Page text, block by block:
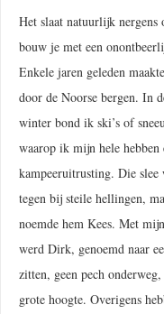
Het slaat natuurlijk nergens
bouw je met een
Enkele jaren geleden
door de Noorse bergen. In
winter bond ik ski’s of
waarop ik mijn hele
kampeeruitrusting. Die slee
tegen bij steile hellingen,
noemde hem Kees. Met
werd Dirk, genoemd naar
zitten, geen pech
grote hoogte. Overigens